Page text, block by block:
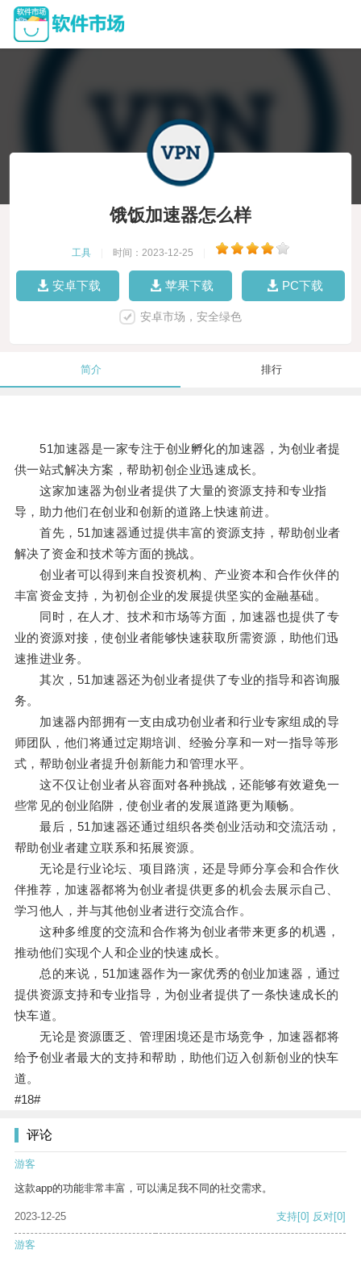
饿饭加速器怎么样
工具 时间：2023-12-25
安卓下载 苹果下载 PC下载
安卓市场，安全绿色
简介 排行
51加速器是一家专注于创业孵化的加速器，为创业者提
供一站式解决方案，帮助初创企业迅速成长。
这家加速器为创业者提供了大量的资源支持和专业指
导，助力他们在创业和创新的道路上快速前进。
首先，51加速器通过提供丰富的资源支持，帮助创业者
解决了资金和技术等方面的挑战。
创业者可以得到来自投资机构、产业资本和合作伙伴的
丰富资金支持，为初创企业的发展提供坚实的金融基础。
同时，在人才、技术和市场等方面，加速器也提供了专
业的资源对接，使创业者能够快速获取所需资源，助他们迅
速推进业务。
其次，51加速器还为创业者提供了专业的指导和咨询服
务。
加速器内部拥有一支由成功创业者和行业专家组成的导
师团队，他们将通过定期培训、经验分享和一对一指导等形
式，帮助创业者提升创新能力和管理水平。
这不仅让创业者从容面对各种挑战，还能够有效避免一
些常见的创业陷阱，使创业者的发展道路更为顺畅。
最后，51加速器还通过组织各类创业活动和交流活动，
帮助创业者建立联系和拓展资源。
无论是行业论坛、项目路演，还是导师分享会和合作伙
伴推荐，加速器都将为创业者提供更多的机会去展示自己、
学习他人，并与其他创业者进行交流合作。
这种多维度的交流和合作将为创业者带来更多的机遇，
推动他们实现个人和企业的快速成长。
总的来说，51加速器作为一家优秀的创业加速器，通过
提供资源支持和专业指导，为创业者提供了一条快速成长的
快车道。
无论是资源匮乏、管理困境还是市场竞争，加速器都将
给予创业者最大的支持和帮助，助他们迈入创新创业的快车
道。
#18#
评论
游客
这款app的功能非常丰富，可以满足我不同的社交需求。
2023-12-25 支持[0] 反对[0]
游客